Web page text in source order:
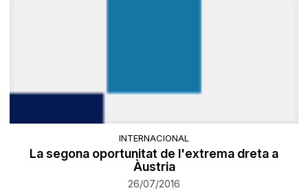
INTERNACIONAL
La segona oportunitat de l'extrema dreta a
Àustria
26/07/2016